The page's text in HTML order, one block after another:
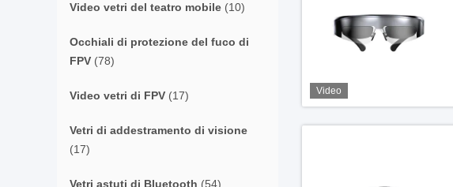
Video vetri del teatro mobile (10)
Occhiali di protezione del fuco di
FPV (78)
Video vetri di FPV (17)
Vetri di addestramento di visione
(17)
Vetri astuti di Bluetooth (54)
Video